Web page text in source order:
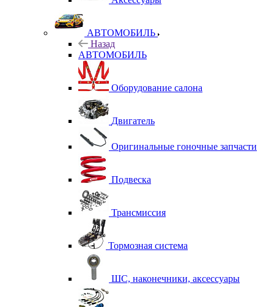
АВТОМОБИЛЬ
Назад
АВТОМОБИЛЬ
Оборудование салона
Двигатель
Оригинальные гоночные запчасти
Подвеска
Трансмиссия
Тормозная система
ШС, наконечники, аксессуары